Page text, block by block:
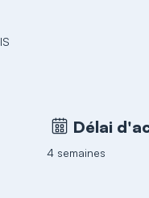
Délai
4 semaines